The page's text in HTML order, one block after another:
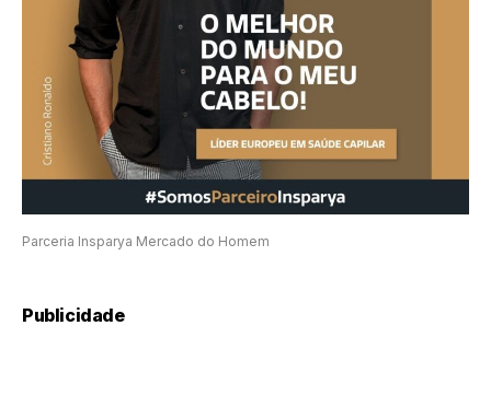
Parceria Insparya Mercado do Homem
Publicidade